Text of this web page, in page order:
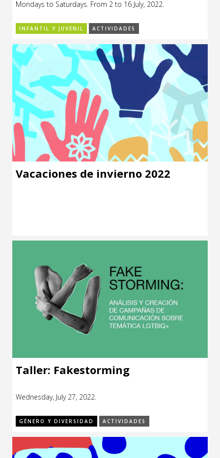
Espacio itinerante de lectura infantil
Formación
Género y Diversidad
Infantil y Juvenil
Letras
Medio Ambiente
Música
Sin categoría
Mondays to Saturdays. From 2 to 16 July, 2022.
INFANTIL Y JUVENIL ACTIVIDADES
Vacaciones de invierno 2022
Taller: Fakestorming
Wednesday, July 27, 2022.
GÉNERO Y DIVERSIDAD ACTIVIDADES